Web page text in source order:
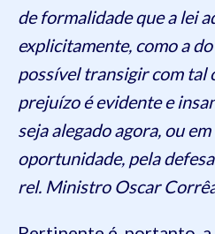
de formalidade que a lei
explicitamente, como a
possível transigir com tal
prejuízo é evidente e
seja alegado agora, ou
oportunidade, pela
rel. Ministro Oscar